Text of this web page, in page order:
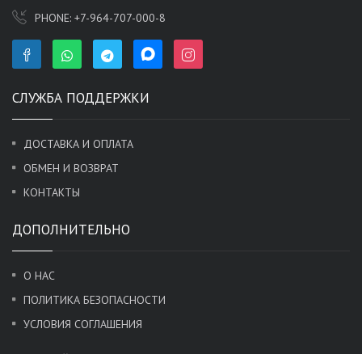
PHONE: +7-964-707-000-8
СЛУЖБА ПОДДЕРЖКИ
ДОСТАВКА И ОПЛАТА
ОБМЕН И ВОЗВРАТ
КОНТАКТЫ
ДОПОЛНИТЕЛЬНО
О НАС
ПОЛИТИКА БЕЗОПАСНОСТИ
УСЛОВИЯ СОГЛАШЕНИЯ